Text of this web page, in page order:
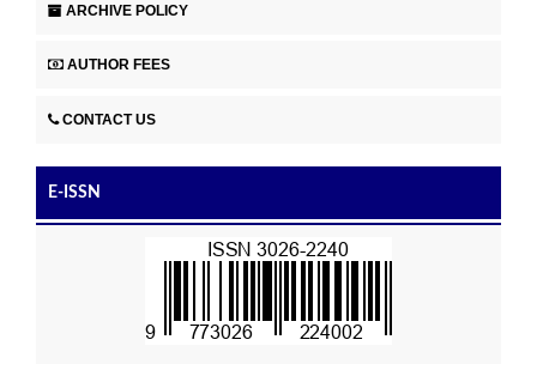
ARCHIVE POLICY
AUTHOR FEES
CONTACT US
E-ISSN